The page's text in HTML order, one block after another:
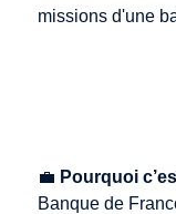
missions d'une
💼 Pourquoi
Banque de